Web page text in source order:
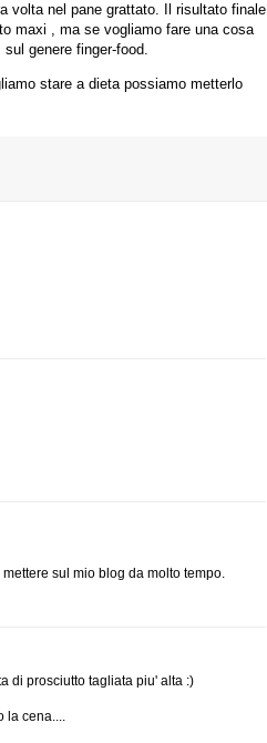
volta nel pane grattato. Il risultato finale
maxi , ma se vogliamo fare una cosa
genere finger-food.
stare a dieta possiamo metterlo
sul mio blog da molto tempo.
di prosciutto tagliata piu' alta :)
cena....